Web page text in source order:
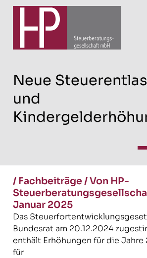
Neue
und
/ Fachbeiträge/Von HP-
Januar 2025
Das
Bundesrat am 20.12.2024
enthält Erhöhungen für die
für